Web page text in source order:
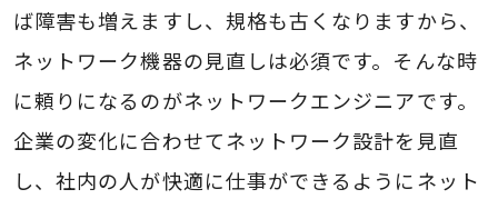
ば障害も増えますし、規格も古くなりますから、
ネットワーク機器の見直しは必須です。そんな時
に頼りになるのがネットワークエンジニアです。
企業の変化に合わせてネットワーク設計を見直
し、社内の人が快適に仕事ができるようにネット